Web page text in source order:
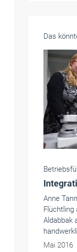
Das
Die
Dortmund
HWK
Die
einen
der DVS-